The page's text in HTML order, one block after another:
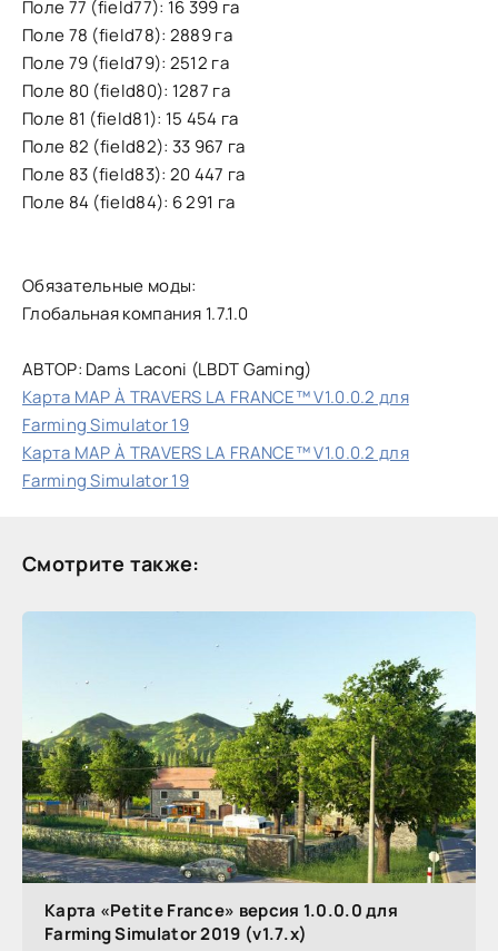
Поле 77 (field77): 16 399 га
Поле 78 (field78): 2889 га
Поле 79 (field79): 2512 га
Поле 80 (field80): 1287 га
Поле 81 (field81): 15 454 га
Поле 82 (field82): 33 967 га
Поле 83 (field83): 20 447 га
Поле 84 (field84): 6 291 га
Обязательные моды:
Глобальная компания 1.7.1.0
АВТОР: Dams Laconi (LBDT Gaming)
Карта MAP À TRAVERS LA FRANCE™ V1.0.0.2 для
Farming Simulator 19
Карта MAP À TRAVERS LA FRANCE™ V1.0.0.2 для
Farming Simulator 19
Смотрите также:
Карта «Petite France» версия 1.0.0.0 для
Farming Simulator 2019 (v1.7.x)